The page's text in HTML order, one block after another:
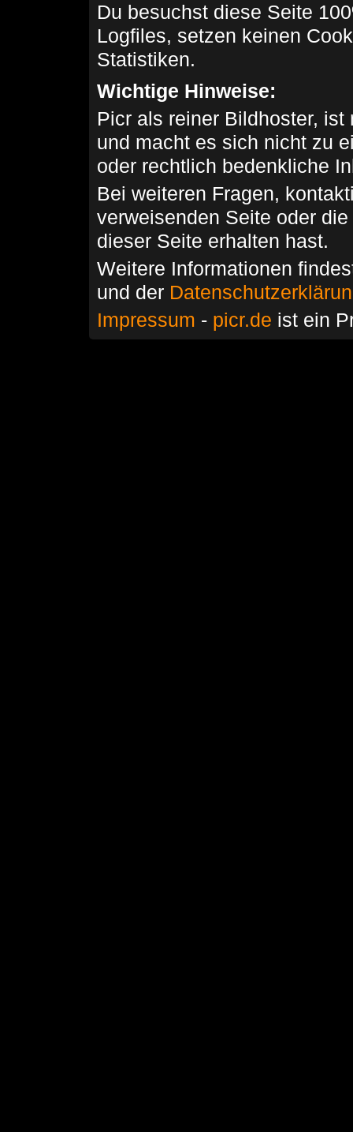
Du besuchst diese Seite
Logfiles, setzen keinen
Statistiken.
Wichtige Hinweise:
Picr als reiner Bildhoster,
und macht es sich nicht zu
oder rechtlich bedenkliche
Bei weiteren Fragen,
verweisenden Seite oder
dieser Seite erhalten hast.
Weitere Informationen
und der
Impressum - picr.de ist ein